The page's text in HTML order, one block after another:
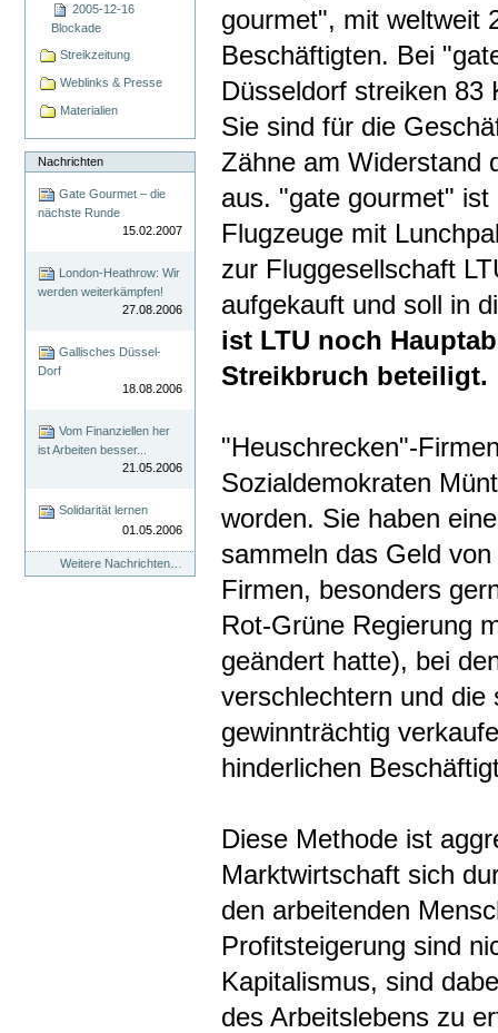
2005-12-16
Blockade
Streikzeitung
Weblinks & Presse
Materialien
Nachrichten
Gate Gourmet – die
nächste Runde
15.02.2007
London-Heathrow: Wir
werden weiterkämpfen!
27.08.2006
Gallisches Düssel-
Dorf
18.08.2006
Vom Finanziellen her
ist Arbeiten besser...
21.05.2006
Solidarität lernen
01.05.2006
Weitere Nachrichten…
gourmet", mit weltweit
Beschäftigten. Bei
Düsseldorf streiken 83
Sie sind für die
Zähne am Widerstand
aus. "gate gourmet"
Flugzeuge mit
zur Fluggesellschaft
aufgekauft und soll in
ist LTU noch
Streikbruch beteiligt.
"Heuschrecken"-
Sozialdemokraten
worden. Sie haben
sammeln das Geld
Firmen, besonders
Rot-Grüne Regierung
geändert hatte), bei
verschlechtern und die
gewinnträchtig
hinderlichen
Diese Methode ist
Marktwirtschaft sich
den arbeitenden
Profitsteigerung sind
Kapitalismus, sind
des Arbeitslebens zu